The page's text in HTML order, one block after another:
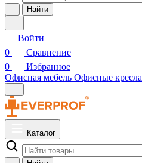
Найти
Войти
0
Сравнение
0
Избранное
Офисная мебель Офисные кресла
Каталог